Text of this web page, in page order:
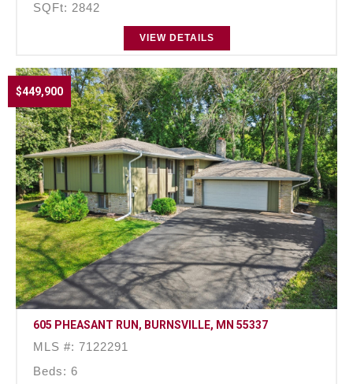
SQFt: 2842
VIEW DETAILS
$449,900
605 PHEASANT RUN, BURNSVILLE, MN 55337
MLS #: 7122291
Beds: 6